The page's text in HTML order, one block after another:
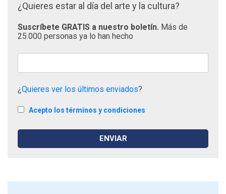
¿Quieres estar al día del arte y la cultura?
Suscríbete GRATIS a nuestro boletín. Más de
25.000 personas ya lo han hecho
¿Quieres ver los últimos enviados?
Acepto los términos y condiciones